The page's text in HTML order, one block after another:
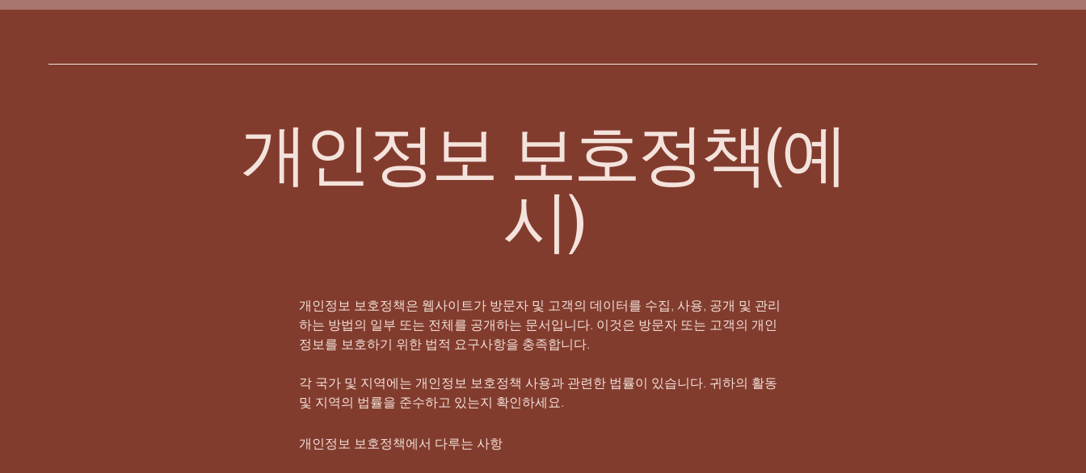
개인정보 보호정책(예
시)
개인정보 보호정책은 웹사이트가 방문자 및 고객의 데이터를 수집, 사용, 공개 및 관리
하는 방법의 일부 또는 전체를 공개하는 문서입니다. 이것은 방문자 또는 고객의 개인
정보를 보호하기 위한 법적 요구사항을 충족합니다.
각 국가 및 지역에는 개인정보 보호정책 사용과 관련한 법률이 있습니다. 귀하의 활동
및 지역의 법률을 준수하고 있는지 확인하세요.
개인정보 보호정책에서 다루는 사항